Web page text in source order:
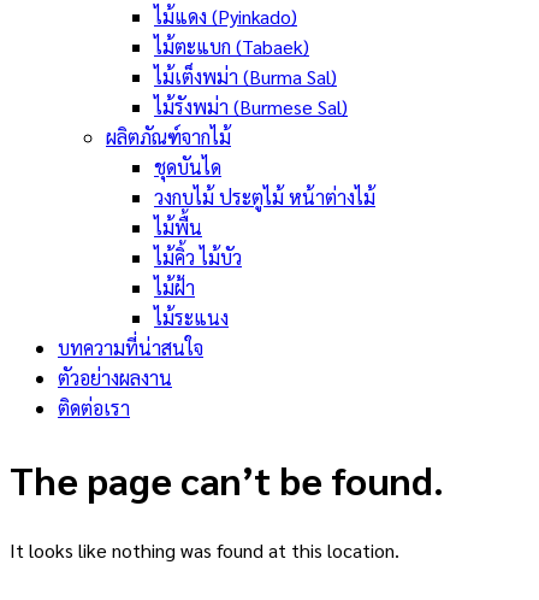
ไม้แดง (Pyinkado)
ไม้ตะแบก (Tabaek)
ไม้เต็งพม่า (Burma Sal)
ไม้รังพม่า (Burmese Sal)
ผลิตภัณฑ์จากไม้
ชุดบันได
วงกบไม้ ประตูไม้ หน้าต่างไม้
ไม้พื้น
ไม้คิ้ว ไม้บัว
ไม้ฝ้า
ไม้ระแนง
บทความที่น่าสนใจ
ตัวอย่างผลงาน
ติดต่อเรา
The page can’t be found.
It looks like nothing was found at this location.